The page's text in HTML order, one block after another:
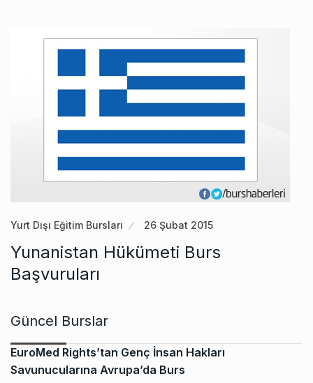
Yurt Dışı Eğitim Bursları 26 Şubat 2015
Yunanistan Hükümeti Burs
Başvuruları
Güncel Burslar
EuroMed Rights’tan Genç İnsan Hakları
Savunucularına Avrupa’da Burs